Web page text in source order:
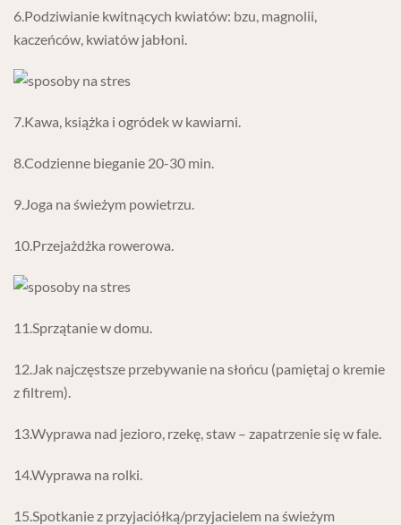
6.Podziwianie kwitnących kwiatów: bzu, magnolii,
kaczeńców, kwiatów jabłoni.
7.Kawa, książka i ogródek w kawiarni.
8.Codzienne bieganie 20-30 min.
9.Joga na świeżym powietrzu.
10.Przejażdżka rowerowa.
11.Sprzątanie w domu.
12.Jak najczęstsze przebywanie na słońcu (pamiętaj o kremie
z filtrem).
13.Wyprawa nad jezioro, rzekę, staw – zapatrzenie się w fale.
14.Wyprawa na rolki.
15.Spotkanie z przyjaciółką/przyjacielem na świeżym